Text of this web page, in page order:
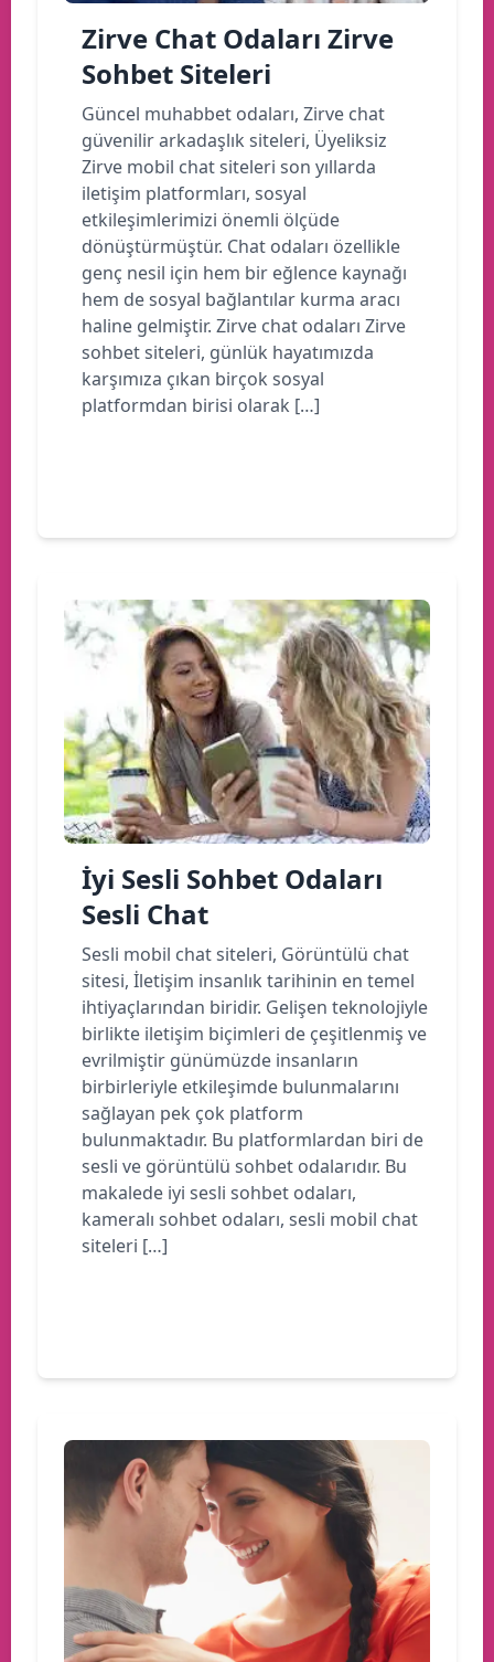
Zirve Chat Odaları Zirve
Sohbet Siteleri
Güncel muhabbet odaları, Zirve chat
güvenilir arkadaşlık siteleri, Üyeliksiz
Zirve mobil chat siteleri son yıllarda
iletişim platformları, sosyal
etkileşimlerimizi önemli ölçüde
dönüştürmüştür. Chat odaları özellikle
genç nesil için hem bir eğlence kaynağı
hem de sosyal bağlantılar kurma aracı
haline gelmiştir. Zirve chat odaları Zirve
sohbet siteleri, günlük hayatımızda
karşımıza çıkan birçok sosyal
platformdan birisi olarak […]
İyi Sesli Sohbet Odaları
Sesli Chat
Sesli mobil chat siteleri, Görüntülü chat
sitesi, İletişim insanlık tarihinin en temel
ihtiyaçlarından biridir. Gelişen teknolojiyle
birlikte iletişim biçimleri de çeşitlenmiş ve
evrilmiştir günümüzde insanların
birbirleriyle etkileşimde bulunmalarını
sağlayan pek çok platform
bulunmaktadır. Bu platformlardan biri de
sesli ve görüntülü sohbet odalarıdır. Bu
makalede iyi sesli sohbet odaları,
kameralı sohbet odaları, sesli mobil chat
siteleri […]